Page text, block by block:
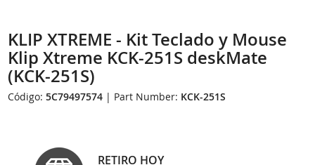
KLIP XTREME - Kit Teclado y Mouse
Klip Xtreme KCK-251S deskMate
(KCK-251S)
Código:5C79497574 | Part Number: KCK-251S
RETIRO HOY